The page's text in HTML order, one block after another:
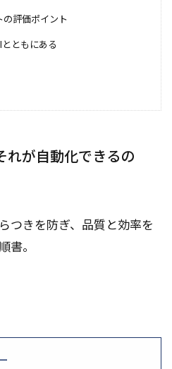
評価ポイント
ともにある
れが自動化できるの
つきを防ぎ、品質と効率を
書。